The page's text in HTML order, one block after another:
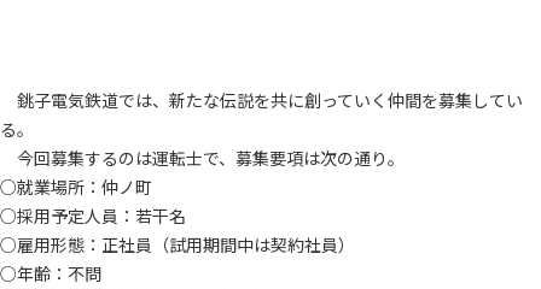
銚子電気鉄道では、新たな伝説を共に創っていく仲間を募集してい
る。
今回募集するのは運転士で、募集要項は次の通り。
○就業場所：仲ノ町
○採用予定人員：若干名
○雇用形態：正社員（試用期間中は契約社員）
○年齢：不問